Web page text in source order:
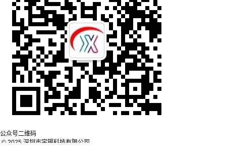
公众号二维码
© 2025 深圳市宇锡科技有限公司